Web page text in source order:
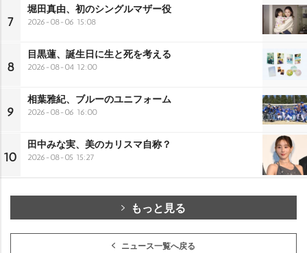
7
堀田真由、初のシングルマザー役
2026-08-06 15:08
8
目黒蓮、誕生日に生と死を考える
2026-08-04 12:00
9
相葉雅紀、ブルーのユニフォーム
2026-08-06 16:00
10
田中みな実、美のカリスマ自称？
2026-08-05 15:27
もっと見る
ニュース一覧へ戻る